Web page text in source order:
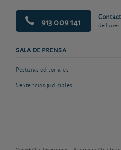
913 009 141 de lunes
SALA DE PRENSA
Posturas editoriales
Sentencias judiciales